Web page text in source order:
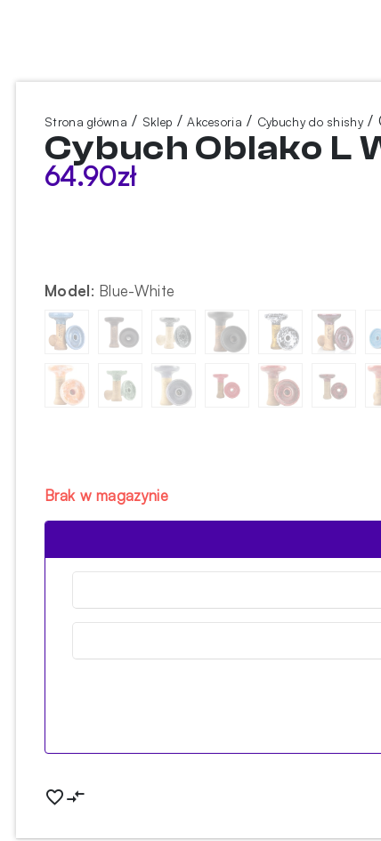
Strona główna / Sklep /Akcesoria / Cybuchy do shishy/
Cybuch Oblako L
64.90zł
Model: Blue-White
Brak w magazynie